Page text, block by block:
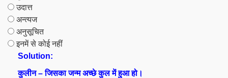
उदात्त
अन्त्यज
अनुसूचित
इनमें से कोई नहीं
Solution:
कुलीन – जिसका जन्म अच्छे कुल में हुआ हो।